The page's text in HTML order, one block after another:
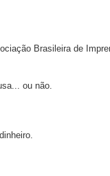
Brasileira de
ou não.